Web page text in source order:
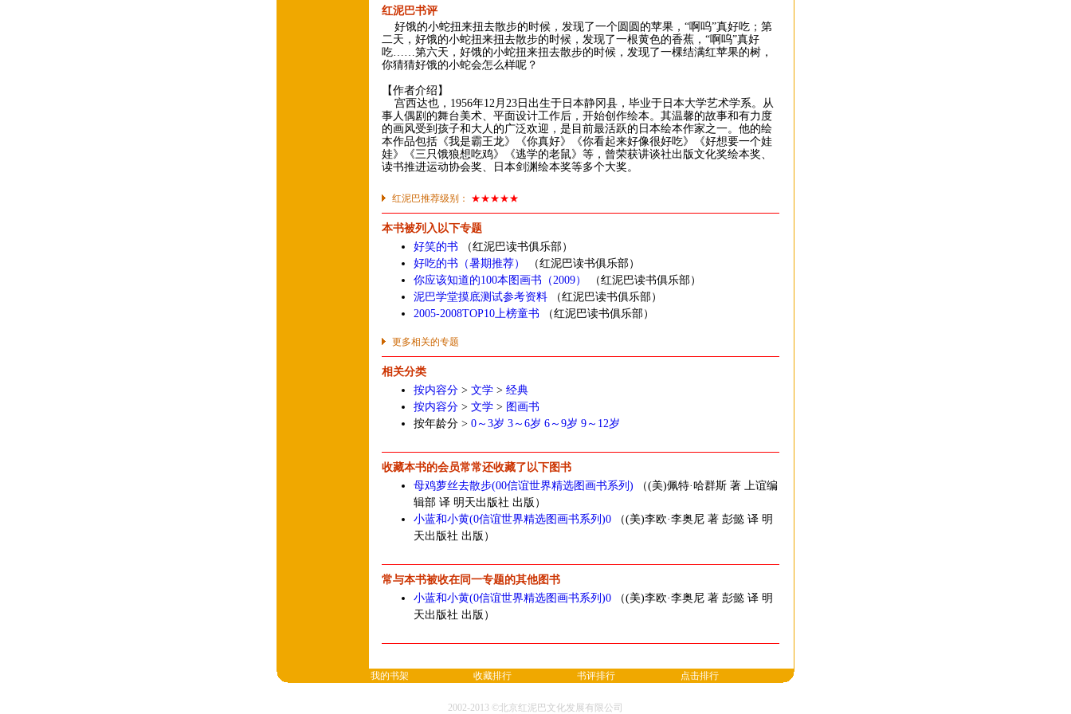
红泥巴书评
好饿的小蛇扭来扭去散步的时候，发现了一个圆圆的苹果，“啊呜”真好吃；第
二天，好饿的小蛇扭来扭去散步的时候，发现了一根黄色的香蕉，“啊呜”真好
吃……第六天，好饿的小蛇扭来扭去散步的时候，发现了一棵结满红苹果的树，
你猜猜好饿的小蛇会怎么样呢？
【作者介绍】
宫西达也，1956年12月23日出生于日本静冈县，毕业于日本大学艺术学系。从
事人偶剧的舞台美术、平面设计工作后，开始创作绘本。其温馨的故事和有力度
的画风受到孩子和大人的广泛欢迎，是目前最活跃的日本绘本作家之一。他的绘
本作品包括《我是霸王龙》《你真好》《你看起来好像很好吃》《好想要一个娃
娃》《三只饿狼想吃鸡》《逃学的老鼠》等，曾荣获讲谈社出版文化奖绘本奖、
读书推进运动协会奖、日本剑渊绘本奖等多个大奖。
红泥巴推荐级别： ★★★★★
本书被列入以下专题
好笑的书 （红泥巴读书俱乐部）
好吃的书（暑期推荐）
（红泥巴读书俱乐部）
你应该知道的100本图画书（2009）
（红泥巴读书俱乐部）
泥巴学堂摸底测试参考资料 （红泥巴读书俱乐部）
2005-2008TOP10上榜童书 （红泥巴读书俱乐部）
更多相关的专题
相关分类
按内容分 > 文学 > 经典
按内容分 > 文学 > 图画书
按年龄分 > 0～3岁 3～6岁 6～9岁 9～12岁
收藏本书的会员常常还收藏了以下图书
母鸡萝丝去散步(00信谊世界精选图画书系列) （(美)佩特·哈群斯 著 上谊编
辑部 译 明天出版社 出版）
小蓝和小黄(0信谊世界精选图画书系列)0 （(美)李欧·李奥尼 著 彭懿 译 明
天出版社 出版）
常与本书被收在同一专题的其他图书
小蓝和小黄(0信谊世界精选图画书系列)0 （(美)李欧·李奥尼 著 彭懿 译 明
天出版社 出版）
我的书架 收藏排行 书评排行 点击排行
2002-2013 ©北京红泥巴文化发展有限公司